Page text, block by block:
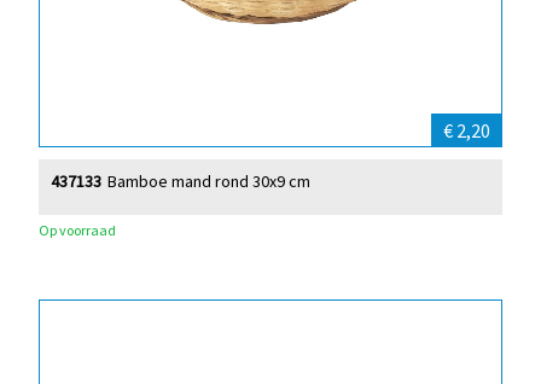
€ 2,20
Bamboe mand rond 30x9 cm
437133
Op voorraad